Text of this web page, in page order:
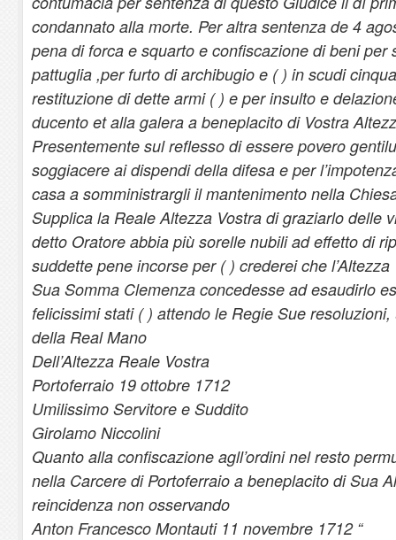
condannato alla morte. Per altra sentenza de 4
pena di forca e squarto e confiscazione di beni per
pattuglia ,per furto di archibugio e ( ) in scudi
restituzione di dette armi ( ) e per insulto e
ducento et alla galera a beneplacito di Vostra
Presentemente sul reflesso di essere povero
soggiacere ai dispendi della difesa e per
casa a somministrargli il mantenimento nella
Supplica la Reale Altezza Vostra di graziarlo delle
detto Oratore abbia più sorelle nubili ad effetto di
suddette pene incorse per ( ) crederei che
Sua Somma Clemenza concedesse ad esaudirlo
felicissimi stati ( ) attendo le Regie Sue
della Real Mano
Dell’Altezza Reale Vostra
Portoferraio 19 ottobre 1712
Umilissimo Servitore e Suddito
Girolamo Niccolini
Quanto alla confiscazione agll’ordini nel resto
nella Carcere di Portoferraio a beneplacito di Sua
reincidenza non osservando
Anton Francesco Montauti 11 novembre 1712 “